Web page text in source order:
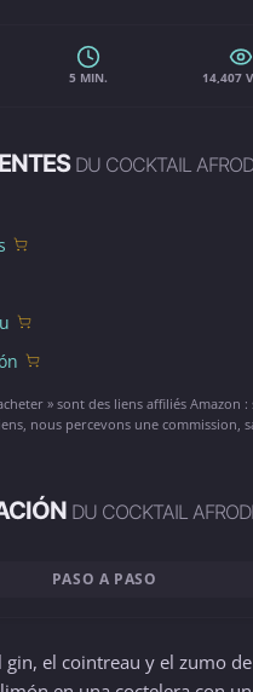
5 MIN. 14,407
DU COCKTAIL
» sont des liens affiliés Amazon :
nous percevons une commission,
DU COCKTAIL
PASO A PASO
gin, el cointreau y el zumo de